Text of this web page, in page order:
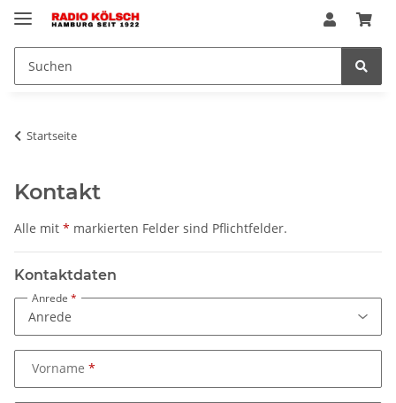
Startseite
Kontakt
Alle mit * markierten Felder sind Pflichtfelder.
Kontaktdaten
Anrede
Vorname